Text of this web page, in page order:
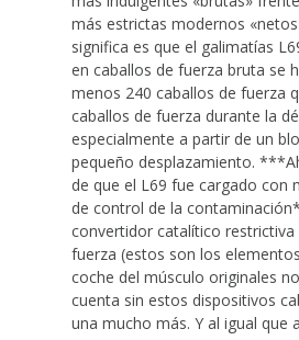
más estrictas modernos
significa es que el galimatías
en caballos de fuerza bruta se
menos 240 caballos de fuerza
caballos de fuerza durante la
especialmente a partir de un
pequeño desplazamiento.
de que el L69 fue cargado con
de control de la
convertidor catalítico
fuerza (estos son los
coche del músculo originales
cuenta sin estos dispositivos
una mucho más. Y al igual que